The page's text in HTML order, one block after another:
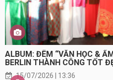
ALBUM: ĐÊM “VĂN HỌC &
BERLIN THÀNH CÔNG TỐT
15/07/2026 | 13:36